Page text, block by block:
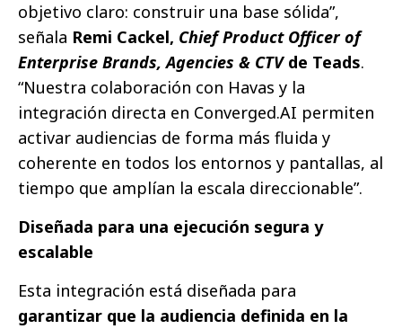
objetivo claro: construir una base sólida”,
señala Remi Cackel, Chief Product Officer of
Enterprise Brands, Agencies & CTVde Teads.
“Nuestra colaboración con Havas y la
integración directa en Converged.AI permiten
activar audiencias de forma más fluida y
coherente en todos los entornos y pantallas, al
tiempo que amplían la escala direccionable”.
Diseñada para una ejecución segura y
escalable
Esta integración está diseñada para
garantizar que la audiencia definida en la